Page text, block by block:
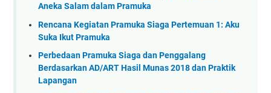
Aneka Salam dalam Pramuka
Rencana Kegiatan Pramuka Siaga Pertemuan 1: Aku
Suka Ikut Pramuka
Perbedaan Pramuka Siaga dan Penggalang
Berdasarkan AD/ART Hasil Munas 2018 dan Praktik
Lapangan